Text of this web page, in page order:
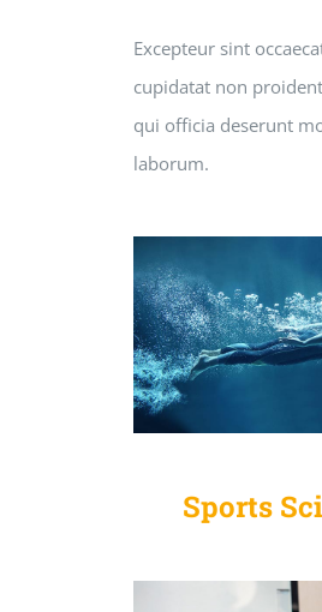
Excepteur sint
cupidatat non
qui officia deserunt
laborum.
Sports